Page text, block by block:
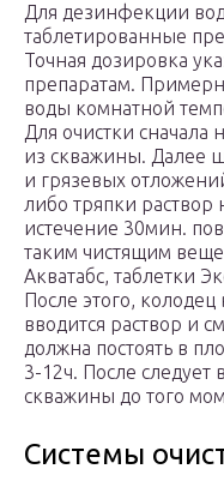
Для дезинфекции
таблетированные
Точная дозировка
препаратам.
воды комнатной
Для очистки сначала
из скважины. Далее
и грязевых
либо тряпки раствор
истечение 30мин.
таким чистящим
Акватабс, таблетки
После этого,
вводится раствор и
должна постоять в
3-12ч. После следует
скважины до того
Системы